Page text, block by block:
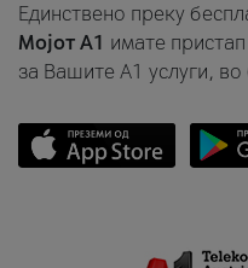
Единствено преку
Мојот A1 имате
за Вашите A1 услуги,